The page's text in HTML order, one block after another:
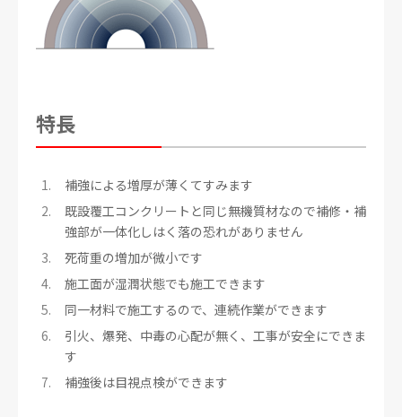
特長
補強による増厚が薄くてすみます
既設覆工コンクリートと同じ無機質材なので補修・補
強部が一体化しはく落の恐れがありません
死荷重の増加が微小です
施工面が湿潤状態でも施工できます
同一材料で施工するので、連続作業ができます
引火、爆発、中毒の心配が無く、工事が安全にできま
す
補強後は目視点検ができます